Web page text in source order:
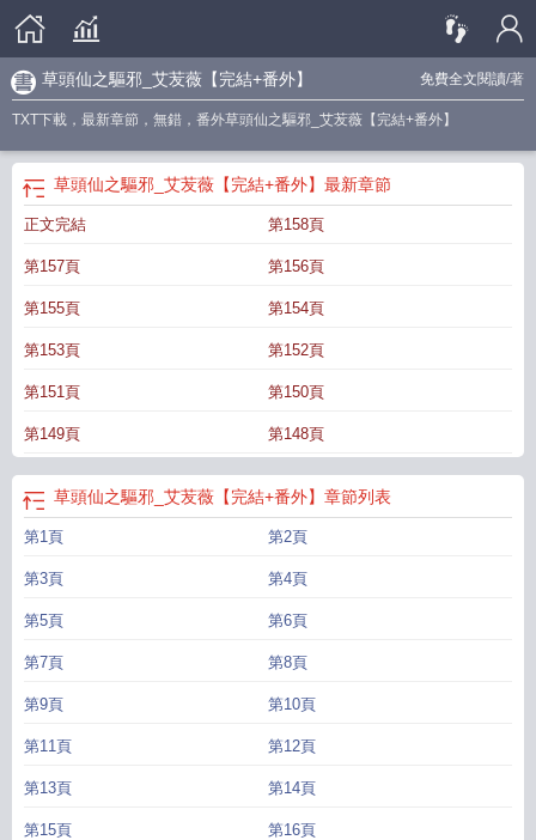
免費全文閱讀/著
草頭仙之驅邪_艾苃薇【完結+番外】
TXT下載，最新章節，無錯，番外草頭仙之驅邪_艾苃薇【完結+番外】
草頭仙之驅邪_艾苃薇【完結+番外】 最新章節
正文完結 第158頁
第157頁 第156頁
第155頁 第154頁
第153頁 第152頁
第151頁 第150頁
第149頁 第148頁
草頭仙之驅邪_艾苃薇【完結+番外】 章節列表
第1頁 第2頁
第3頁 第4頁
第5頁 第6頁
第7頁 第8頁
第9頁 第10頁
第11頁 第12頁
第13頁 第14頁
第15頁 第16頁